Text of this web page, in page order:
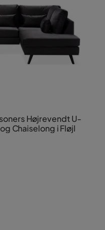
Højrevendt U-
Chaiselong i Fløjl